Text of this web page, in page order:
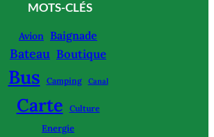
MOTS-CLÉS
Avion Baignade
Bateau Boutique
Bus Camping Canal
Carte Culture
Energie